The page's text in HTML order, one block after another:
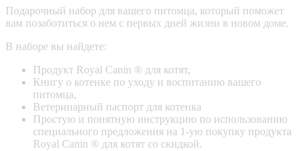
Подарочный набор для вашего питомца, который поможет
вам позаботиться о нем с первых дней жизни в новом доме.
В наборе вы найдете:
Продукт Royal Canin ® для котят,
Книгу о котенке по уходу и воспитанию вашего
питомца,
Ветеринарный паспорт для котенка
Простую и понятную инструкцию по использованию
специального предложения на 1-ую покупку продукта
Royal Canin ® для котят со скидкой.